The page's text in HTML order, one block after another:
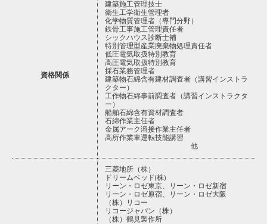
資格関係
建築施工管理技士
衛生工学衛生管理者
化学物質管理者（専門分野）
鉄骨工事施工管理責任者
シックハウス診断士補
特別管理型産業廃棄物処理責任者
低圧電気取扱特別教育
高圧電気取扱特別教育
採石業務管理者
建築物石綿含有建材調査者（講習インストラ
クター）
工作物石綿事前調査者（講習インストラクタ
ー）
船舶石綿含有資材調査者
石綿作業主任者
金属アーク溶接作業主任者
高所作業車運転技能講習
他
三菱地所（株）
ドリームベッド(株)
リーン・ロゼ東京、リーン・ロゼ新宿
リーン・ロゼ原宿、リーン・ロゼ大阪
（株）リコー
リコージャパン（株）
（株）鶴見製作所